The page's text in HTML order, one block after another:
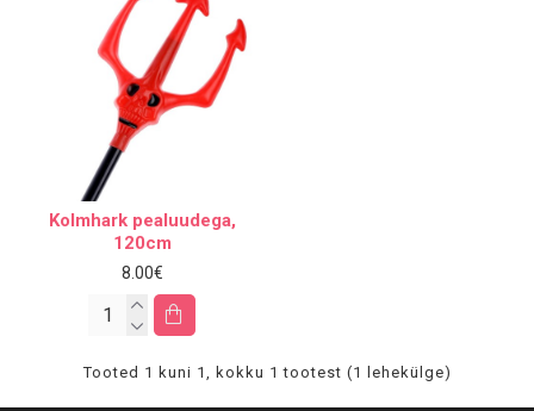
Kolmhark pealuudega,
120cm
8.00€
Tooted 1 kuni 1, kokku 1 tootest (1 lehekülge)